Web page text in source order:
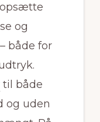
og
både for
til både
og uden